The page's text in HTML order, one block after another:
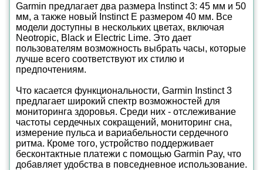
Garmin предлагает два размера Instinct 3: 45 мм и 50
мм, а также новый Instinct E размером 40 мм. Все
модели доступны в нескольких цветах, включая
Neotropic, Black и Electric Lime. Это дает
пользователям возможность выбрать часы, которые
лучше всего соответствуют их стилю и
предпочтениям.
Что касается функциональности, Garmin Instinct 3
предлагает широкий спектр возможностей для
мониторинга здоровья. Среди них - отслеживание
частоты сердечных сокращений, мониторинг сна,
измерение пульса и вариабельности сердечного
ритма. Кроме того, устройство поддерживает
бесконтактные платежи с помощью Garmin Pay, что
добавляет удобства в повседневное использование.